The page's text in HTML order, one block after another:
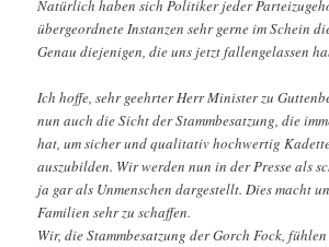
Natürlich haben sich Politiker jeder
übergeordnete Instanzen sehr gerne im Schein
Genau diejenigen, die uns jetzt fallengelassen
Ich hoffe, sehr geehrter Herr Minister zu
nun auch die Sicht der Stammbesatzung, die
hat, um sicher und qualitativ hochwertig
auszubilden. Wir werden nun in der Presse als
ja gar als Unmenschen dargestellt. Dies macht
Familien sehr zu schaffen.
Wir, die Stammbesatzung der Gorch Fock,